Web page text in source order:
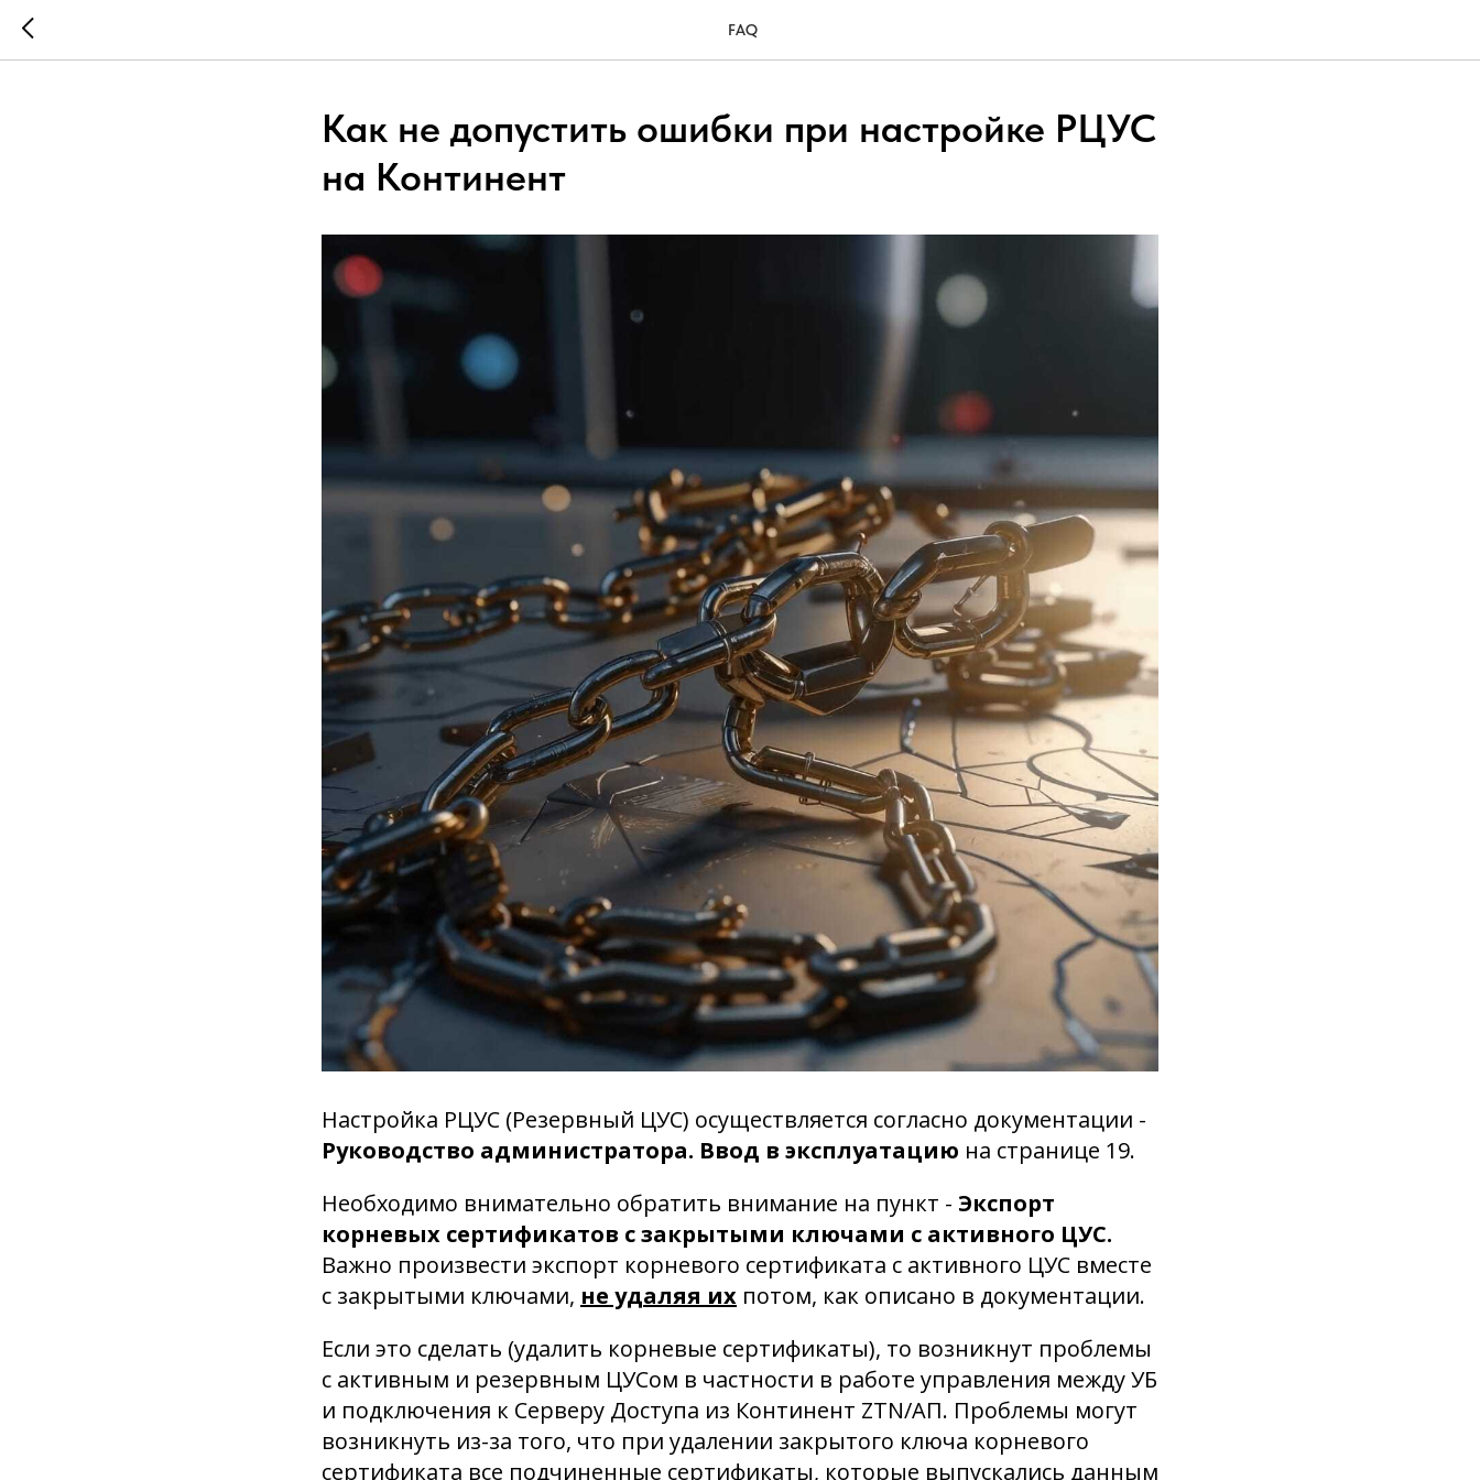
FAQ
Как не допустить ошибки при настройке РЦУС
на Континент
Настройка РЦУС (Резервный ЦУС) осуществляется согласно документации -
Руководство администратора. Ввод в эксплуатацию на странице 19.
Необходимо внимательно обратить внимание на пункт - Экспорт
корневых сертификатов с закрытыми ключами с активного ЦУС.
Важно произвести экспорт корневого сертификата с активного ЦУС вместе
с закрытыми ключами, не удаляя их потом, как описано в документации.
Если это сделать (удалить корневые сертификаты), то возникнут проблемы
с активным и резервным ЦУСом в частности в работе управления между УБ
и подключения к Серверу Доступа из Континент ZTN/АП. Проблемы могут
возникнуть из-за того, что при удалении закрытого ключа корневого
сертификата все подчиненные сертификаты, которые выпускались данным